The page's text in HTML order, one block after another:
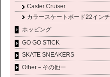
Caster Cruiser
カラースケートボード22インチ
ホッピング
GO GO STICK
SKATE SNEAKERS
Other－その他ー